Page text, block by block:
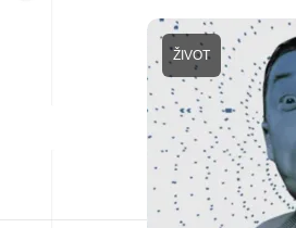
ŽIVOT